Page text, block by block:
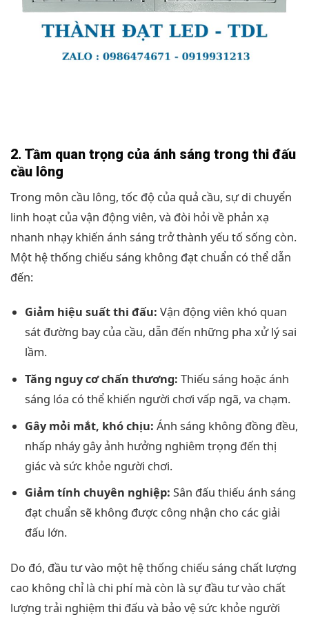
2. Tầm quan trọng của ánh sáng trong thi đấu
cầu lông
Trong môn cầu lông, tốc độ của quả cầu, sự di chuyển
linh hoạt của vận động viên, và đòi hỏi về phản xạ
nhanh nhạy khiến ánh sáng trở thành yếu tố sống còn.
Một hệ thống chiếu sáng không đạt chuẩn có thể dẫn
đến:
Giảm hiệu suất thi đấu: Vận động viên khó quan
sát đường bay của cầu, dẫn đến những pha xử lý sai
lầm.
Tăng nguy cơ chấn thương: Thiếu sáng hoặc ánh
sáng lóa có thể khiến người chơi vấp ngã, va chạm.
Gây mỏi mắt, khó chịu: Ánh sáng không đồng đều,
nhấp nháy gây ảnh hưởng nghiêm trọng đến thị
giác và sức khỏe người chơi.
Giảm tính chuyên nghiệp: Sân đấu thiếu ánh sáng
đạt chuẩn sẽ không được công nhận cho các giải
đấu lớn.
Do đó, đầu tư vào một hệ thống chiếu sáng chất lượng
cao không chỉ là chi phí mà còn là sự đầu tư vào chất
lượng trải nghiệm thi đấu và bảo vệ sức khỏe người